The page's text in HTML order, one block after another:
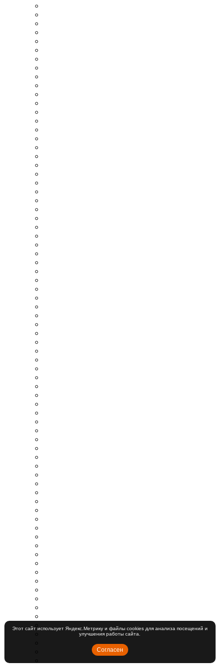
Этот сайт использует Яндекс.Метрику и файлы cookies для анализа посещений и
улучшения работы сайта.
Согласен